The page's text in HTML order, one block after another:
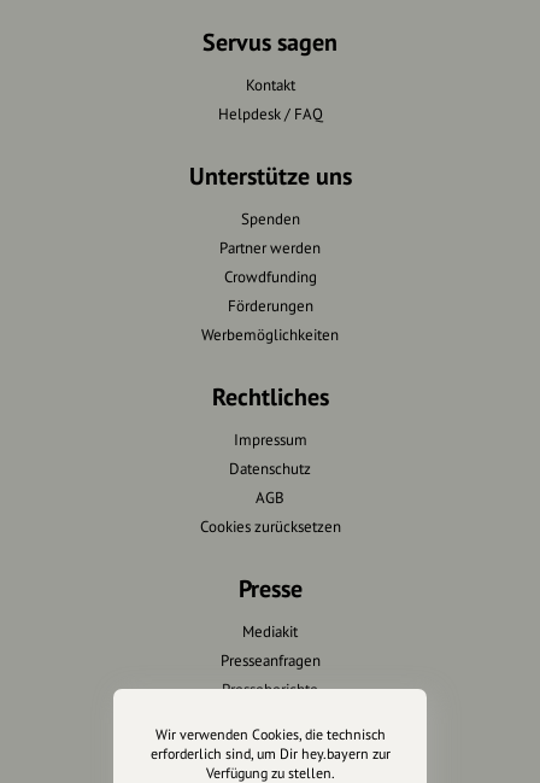
Servus sagen
Kontakt
Helpdesk / FAQ
Unterstütze uns
Spenden
Partner werden
Crowdfunding
Förderungen
Werbemöglichkeiten
Rechtliches
Impressum
Datenschutz
AGB
Cookies zurücksetzen
Presse
Mediakit
Presseanfragen
Presseberichte
Wir unterstützen Euch
Wir verwenden Cookies, die technisch
erforderlich sind, um Dir hey.bayern zur
Verfügung zu stellen.